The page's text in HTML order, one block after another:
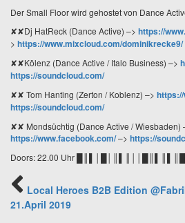
Der Small Floor wird gehostet von Dance
✘✘Dj HatReck (Dance Active) –> https://
> https://www.mixcloud.com/dominikrecke9/
✘✘Kölenz (Dance Active / Italo Business) –>
https://soundcloud.com/
✘✘ Tom Hanting (Zerton / Koblenz) –>
https://soundcloud.com/
✘✘ Mondsüchtig (Dance Active / Wiesbaden)
https://www.facebook.com/–> https://
Doors: 22.00 Uhr
Local Heroes B2B Edition
21.April 2019